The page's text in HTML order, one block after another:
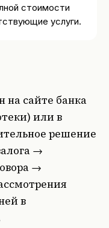
стоимости
услуги.
на сайте банка
) или в
решение
→
→
в